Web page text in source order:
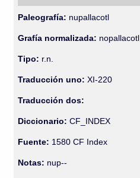
Paleografía: nupallacotl
Grafía normalizada: nopallacotl
Tipo: r.n.
Traducción uno: XI-220
Traducción dos:
Diccionario:CF_INDEX
Fuente: 1580 CF Index
Notas: nup--